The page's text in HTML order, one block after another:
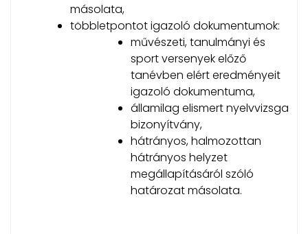
másolata,
többletpontot igazoló dokumentumok:
művészeti, tanulmányi és
sport versenyek előző
tanévben elért eredményeit
igazoló dokumentuma,
államilag elismert nyelvvizsga
bizonyítvány,
hátrányos, halmozottan
hátrányos helyzet
megállapításáról szóló
határozat másolata.